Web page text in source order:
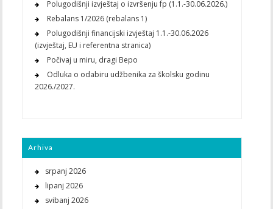
Polugodišnji izvještaj o izvršenju fp (1.1.-30.06.2026.)
Rebalans 1/2026 (rebalans 1)
Polugodišnji financijski izvještaj 1.1.-30.06.2026
(izvještaj, EU i referentna stranica)
Počivaj u miru, dragi Bepo
Odluka o odabiru udžbenika za školsku godinu
2026./2027.
Arhiva
srpanj 2026
lipanj 2026
svibanj 2026